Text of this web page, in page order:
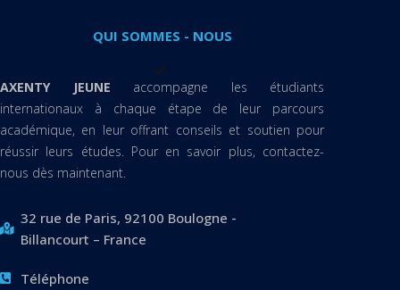
QUI SOMMES - NOUS
AXENTY JEUNE accompagne les étudiants
internationaux à chaque étape de leur parcours
académique, en leur offrant conseils et soutien pour
réussir leurs études. Pour en savoir plus, contactez-
nous dès maintenant.
32 rue de Paris, 92100 Boulogne -
Billancourt – France
Téléphone